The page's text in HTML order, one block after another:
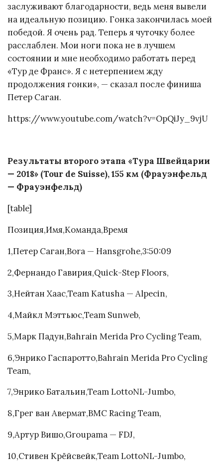
заслуживают благодарности, ведь меня вывели
на идеальную позицию. Гонка закончилась моей
победой. Я очень рад. Теперь я чуточку более
расслаблен. Мои ноги пока не в лучшем
состоянии и мне необходимо работать перед
«Тур де Франс». Я с нетерпением жду
продолжения гонки», — сказал после финиша
Петер Саган.
https://www.youtube.com/watch?v=OpQiJy_9vjU
Результаты второго этапа «Тура Швейцарии
— 2018» (Tour de Suisse), 155 км (Фрауэнфельд
— Фрауэнфельд)
[table]
Позиция,Имя,Команда,Время
1,Петер Саган,Bora — Hansgrohe,3:50:09
2,Фернандо Гавирия,Quick-Step Floors,
3,Нейтан Хаас,Team Katusha — Alpecin,
4,Майкл Мэттьюс,Team Sunweb,
5,Марк Падун,Bahrain Merida Pro Cycling Team,
6,Энрико Гаспаротто,Bahrain Merida Pro Cycling
Team,
7,Энрико Батальин,Team LottoNL-Jumbo,
8,Грег ван Авермат,BMC Racing Team,
9,Артур Вишо,Groupama — FDJ,
10,Стивен Крёйсвейк,Team LottoNL-Jumbo,